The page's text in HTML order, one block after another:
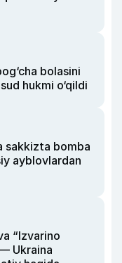
bolasini
hukmi o‘qildi
sakkizta bomba
ayblovlardan
“Izvarino
Ukraina